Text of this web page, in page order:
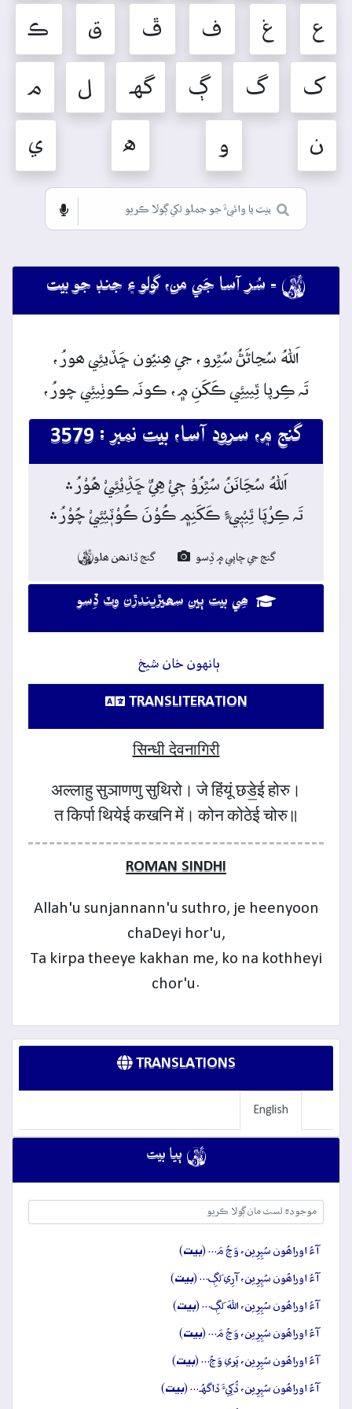
ع غ ف ڦ ق ڪ
ک گ ڳ گهہ ل م
ن و ه ي
 ٻيا بيت
آءُ اوراھُون سُپِرِين، وَڃُ مَ… (بيت)
آءُ اوراھُون سُپِرِين، آرِي لَڳِ… (بيت)
آءُ اوراھُون سُپِرِين، اللهَ لَڳِ… (بيت)
آءُ اوراھُون سُپِرِين، وَڃُ مَ… (بيت)
آءُ اوراھُون سُپِرِين، پَري وَڃُ… (بيت)
آءُ اوراھُون سُپِرِين، ڏُکِيءَ ڏاگهُہ… (بيت)
 - سُر آسا جَي من، گولو ۽ جنڊ جو بيت
اَللہُ سُڃاڻَڻُ سُٿِرو، جي ھِنيُون ڇَڏيئِي ھورُ،
تَہڪِرپا ٿِييئِي ڪَکَنِ۾، ڪونَہڪوٺِيئِي چورُ،
گنج ۾، سرود آسا، بيت نمبر : 3579
اَللہُ سُڃَانَنُ سُٿِرُوْ جٖيْ هِيٌ ڇَڎِيْئِيْ هُوْرُ﮶
تَہ ڪِرْپَا ٿِيْيٖيءٍ ڪَکَنِم﮼ ڪُوْنَ ڪُوْٽٖيْئِيْ چُوْرُ﮶
گنج جي ڇاپي ۾ ڏِسو گنج ڏانھن ھلو
ھِي بيت ٻين سھيڙيندڙن وٽ ڏِسو
ٻانهون خان شيخ
TRANSLITERATION
सिन्धी देवनागिरी
अल्लाहु सुञाणणु सुथिरो। जे हिंयूं छडे॒ई होरु।
त किर्पा थियेई कखनि में। कोन कोठेई चोरु॥
ROMAN SINDHI
Allah'u sunjannann'u suthro, je heenyoon
chaDeyi hor'u,
Ta kirpa theeye kakhan me, ko na kothheyi
chor'u.
TRANSLATIONS
English